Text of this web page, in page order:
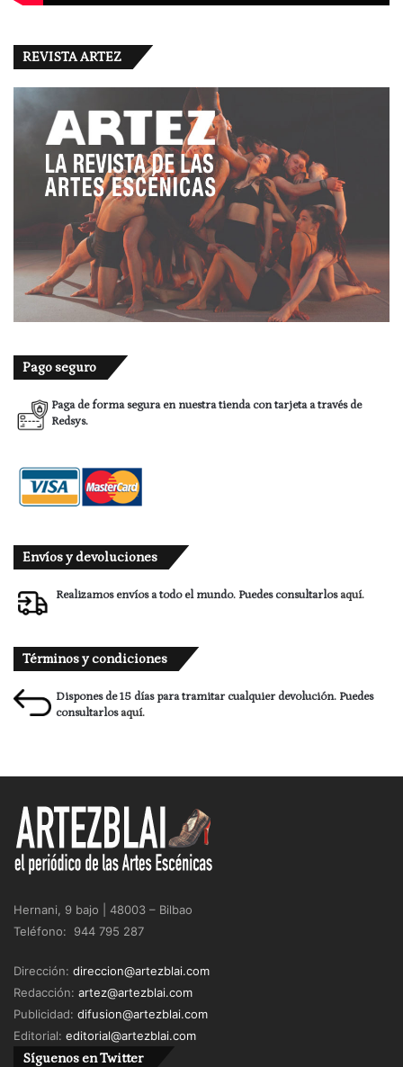
REVISTA ARTEZ
Pago seguro
Paga de forma segura en nuestra tienda con tarjeta a través de
Redsys.
Envíos y devoluciones
Realizamos envíos a todo el mundo. Puedes consultarlosaquí.
Términos y condiciones
Dispones de 15 días para tramitar cualquier devolución. Puedes
consultarlosaquí.
Hernani, 9 bajo | 48003 – Bilbao
Teléfono: 944 795 287
Dirección: direccion@artezblai.com
Redacción: artez@artezblai.com
Publicidad: difusion@artezblai.com
Editorial: editorial@artezblai.com
Síguenos en Twitter